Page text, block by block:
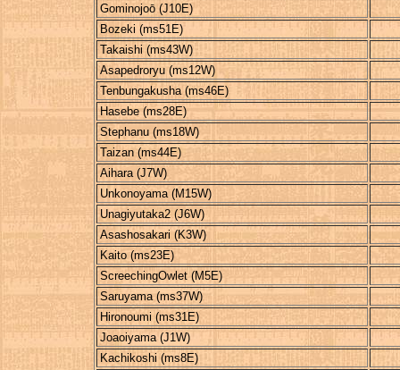
Gominojoō (J10E)
Bozeki (ms51E)
Takaishi (ms43W)
Asapedroryu (ms12W)
Tenbungakusha (ms46E)
Hasebe (ms28E)
Stephanu (ms18W)
Taizan (ms44E)
Aihara (J7W)
Unkonoyama (M15W)
Unagiyutaka2 (J6W)
Asashosakari (K3W)
Kaito (ms23E)
ScreechingOwlet (M5E)
Saruyama (ms37W)
Hironoumi (ms31E)
Joaoiyama (J1W)
Kachikoshi (ms8E)